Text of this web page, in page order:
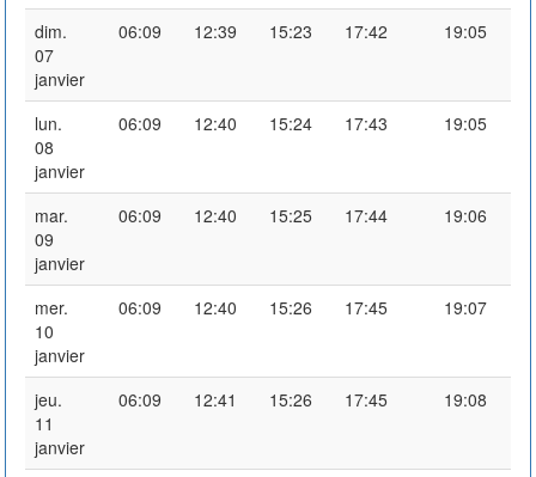
dim.
07
janvier
06:09 12:39 15:23 17:42 19:05
lun.
08
janvier
06:09 12:40 15:24 17:43 19:05
mar.
09
janvier
06:09 12:40 15:25 17:44 19:06
mer.
10
janvier
06:09 12:40 15:26 17:45 19:07
jeu.
11
janvier
06:09 12:41 15:26 17:45 19:08